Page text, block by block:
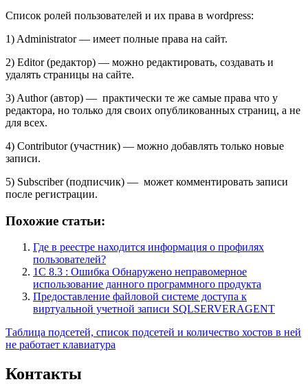
Список ролей пользователей и их права в wordpress:
1) Administrator — имеет полные права на сайт.
2) Editor (редактор) — можно редактировать, создавать и
удалять страницы на сайте.
3) Author (автор) — практически те же самые права что у
редактора, но только для своих опубликованных страниц, а не
для всех.
4) Contributor (участник) — можно добавлять только новые
записи.
5) Subscriber (подписчик) — может комментировать записи
после регистрации.
Похожие статьи:
Где в реестре находится информация о профилях
пользователей?
1С 8.3 : Ошибка Обнаружено неправомерное
использование данного программного продукта
Предоставление файловой системе доступа к
виртуальной учетной записи SQLSERVERAGENT
Навигация
по
записям
Таблица подсетей, список подсетей и количество хостов в ней
не работает клавиатура
Контакты